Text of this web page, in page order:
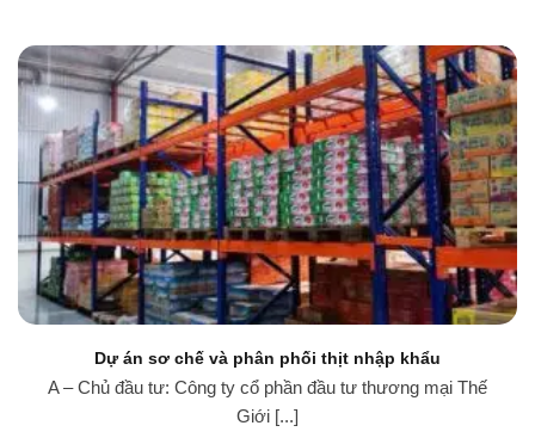
Dự án sơ chế và phân phối thịt nhập khẩu
A – Chủ đầu tư: Công ty cổ phần đầu tư thương mại Thế
Giới [...]